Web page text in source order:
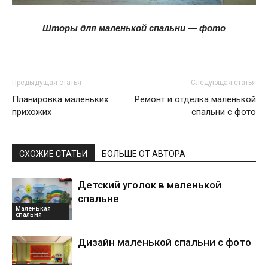
Шторы для маленькой спальни — фото
Предыдущая статья
Планировка маленьких
прихожих
Следующая статья
Ремонт и отделка маленькой
спальни с фото
СХОЖИЕ СТАТЬИ БОЛЬШЕ ОТ АВТОРА
Маленькая
спальня
Детский уголок в маленькой
спальне
Дизайн маленькой спальни с фото